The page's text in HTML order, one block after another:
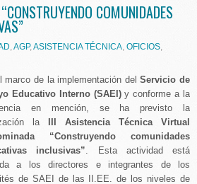
COMUNIDADES
,AGP,ASISTENCIA TÉCNICA, OFICIOS,
marco de la implementación delServicio de
Educativo Interno (SAEI)y conforme a la
en mención, se ha previsto la
la
III Asistencia Técnica Virtual
“Construyendo comunidades
inclusivas” . Esta actividad está
a los directores e integrantes de los
de SAEI de las II.EE. de los niveles de